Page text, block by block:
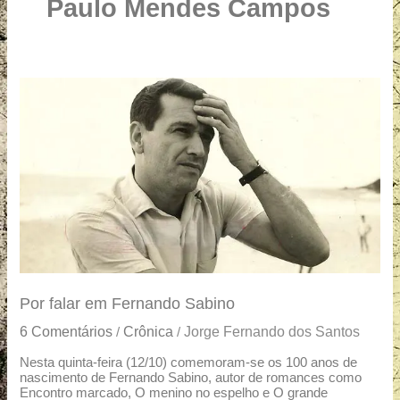
Paulo Mendes Campos
Por falar em Fernando Sabino
6 Comentários / Crônica /Jorge Fernando dos Santos
Nesta quinta-feira (12/10) comemoram-se os 100 anos de
nascimento de Fernando Sabino, autor de romances como
Encontro marcado, O menino no espelho e O grande